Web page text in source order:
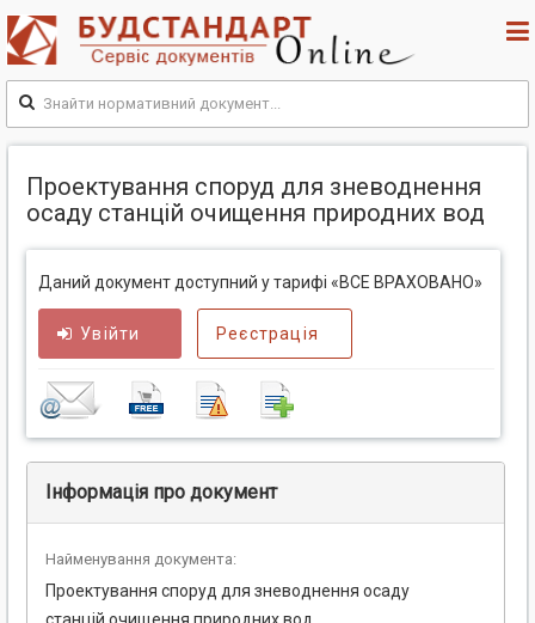
Проектування споруд для зневоднення
осаду станцій очищення природних вод
Даний документ доступний у тарифі «ВСЕ ВРАХОВАНО»
Увійти Реєстрація
Інформація про документ
Найменування документа:
Проектування споруд для зневоднення осаду